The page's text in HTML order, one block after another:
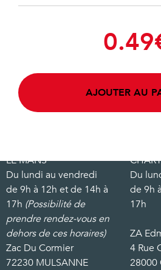
0.49
AJOUTER AU
LE MANS
Du lundi au vendredi
de 9h à 12h et de 14h à
17h (Possibilité de
prendre rendez-vous en
dehors de ces horaires)
Zac Du Cormier
72230 MULSANNE
Du
de 9h
17h
ZA
4 Rue
28000